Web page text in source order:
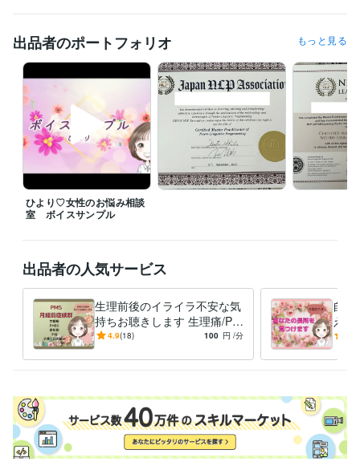
ありがとうございます(*^-^*)
お話しできるのを心より楽しみにしております。
「こんなこと相談していいのかな？」ということがありましたらお気軽
にメッセージ下さいね(*^^*)
声のサンプルはこちらです☆彡
https://youtu.be/6sW2_s8AVZ0
★予約は24時間受け付けています☆彡希望日時、時間などお気軽にお問
経験職種
ライフスタイル・その他 / カウンセラー・コーチ
職歴
上級心理カウンセラー 2022年9月 ~ 現在
受賞歴
自分再発見ワークショップ！『自分を褒める』開催
ゴスペルコンサ
ート　ソロパート担当 熊本日日新聞合唱コンクール　最優秀賞
上級心理カウンセラー 取得年 : 2021年
実用英語技能検定2級 取得年 : 2014年
実用英語技能検定準1級 取得年 : 2016年
歯科技工士 取得年 : 1996年
出品者のポートフォリオ もっと見る
ひより♡女性のお悩み相談
室 ボイスサンプル
出品者の人気サービス
生理前後のイライラ不安な気
持ちお聴きします 生理痛/PM
S/PMDD/更年期/不妊/子育て
4.9(18) 100 円 /分
自己
えで
己否
み